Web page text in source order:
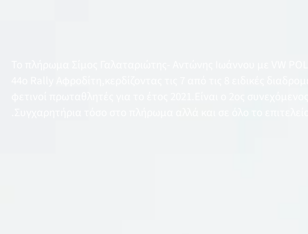
44ο Rally Αφροδίτη,κερδίζοντας τις 7 από τις 8 ειδικές
φετινοί πρωταθλητές για το έτος 2021.Είναι ο 2ος